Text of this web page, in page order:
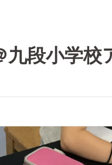
九段小学校